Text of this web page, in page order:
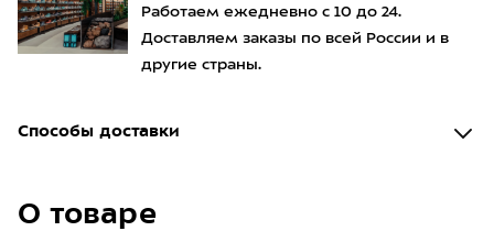
Работаем ежедневно с 10 до 24.
Доставляем заказы по всей России и в
другие страны.
Способы доставки
О товаре